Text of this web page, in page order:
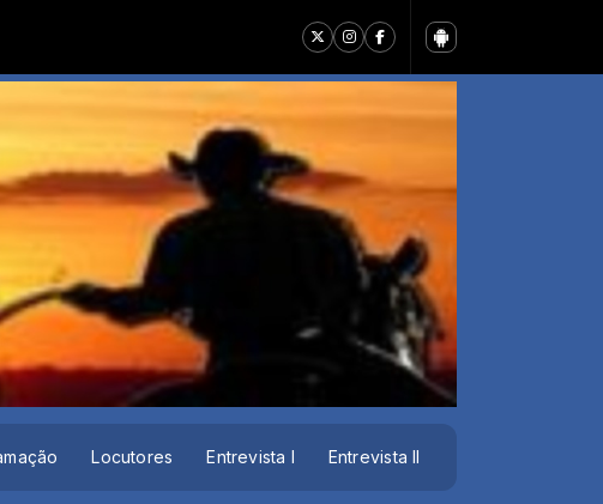
Locutores Entrevista I Entrevista II